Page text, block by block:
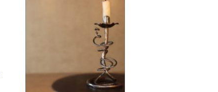
funktionsnedsättning
och långväga resenäre...